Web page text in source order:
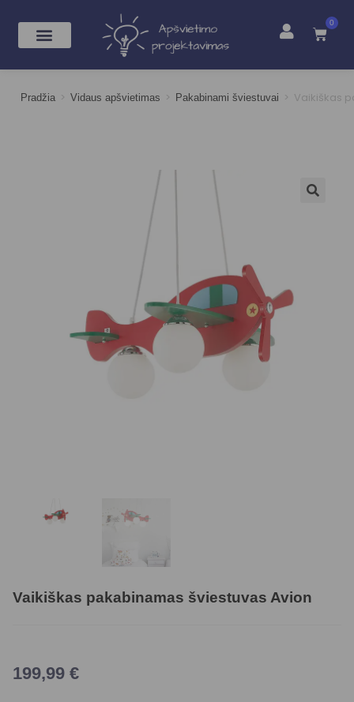
0
Pradžia > Vidaus apšvietimas > Pakabinami šviestuvai > Vaikiškas
Vaikiškas pakabinamas šviestuvas Avion
199,99 €